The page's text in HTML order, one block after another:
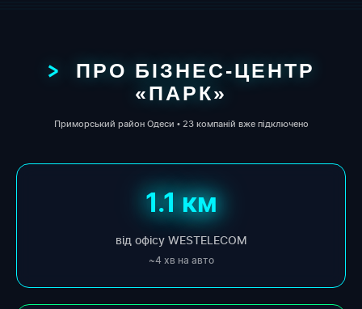
ПРО БІЗНЕС-ЦЕНТР
«ПАРК»
Приморський район Одеси • 23 компаній вже підключено
1.1 км
від офісу WESTELECOM
~4 хв на авто